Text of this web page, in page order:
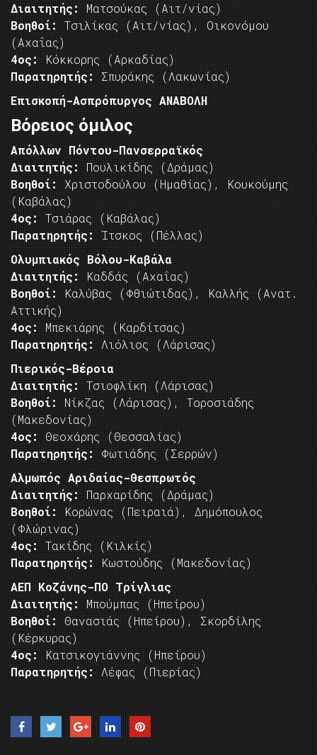
Διαιτητής:
Ματσούκας (Αιτ/νίας)
Βοηθοί:
Τσιλίκας (Αιτ/νίας), Οικονόμου
(Αχαΐας)
4ος:
Κόκκορης (Αρκαδίας)
Παρατηρητής:
Σπυράκης (Λακωνίας)
Επισκοπή-Ασπρόπυργος ΑΝΑΒΟΛΗ
Βόρειος όμιλος
Απόλλων Πόντου-Πανσερραϊκός
Διαιτητής:
Πουλικίδης (Δράμας)
Βοηθοί:
Χριστοδούλου (Ημαθίας), Κουκούμης
(Καβάλας)
4ος:
Τσιάρας (Καβάλας)
Παρατηρητής:
Ίτσκος (Πέλλας)
Ολυμπιακός Βόλου-Καβάλα
Διαιτητής:
Καδδάς (Αχαΐας)
Βοηθοί:
Καλύβας (Φθιώτιδας), Καλλής (Ανατ.
Αττικής)
4ος:
Μπεκιάρης (Καρδίτσας)
Παρατηρητής:
Λιόλιος (Λάρισας)
Πιερικός-Βέροια
Διαιτητής:
Τσιοφλίκη (Λάρισας)
Βοηθοί:
Νίκζας (Λάρισας), Τοροσιάδης
(Μακεδονίας)
4ος:
Θεοχάρης (Θεσσαλίας)
Παρατηρητής:
Φωτιάδης (Σερρών)
Αλμωπός Αριδαίας-Θεσπρωτός
Διαιτητής:
Παρχαρίδης (Δράμας)
Βοηθοί:
Κορώνας (Πειραιά), Δημόπουλος
(Φλώρινας)
4ος:
Τακίδης (Κιλκίς)
Παρατηρητής:
Κωστούδης (Μακεδονίας)
ΑΕΠ Κοζάνης-ΠΟ Τρίγλιας
Διαιτητής:
Μπούμπας (Ηπείρου)
Βοηθοί:
Θανασιάς (Ηπείρου), Σκορδίλης
(Κέρκυρας)
4ος:
Κατσικογιάννης (Ηπείρου)
Παρατηρητής:
Λέφας (Πιερίας)